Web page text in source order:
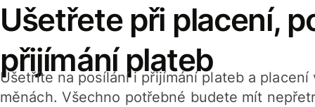
Ušetřete při placení,
přijímání plateb
Ušetříte na posílání i přijímání plateb a
měnách. Všechno potřebné budete mít